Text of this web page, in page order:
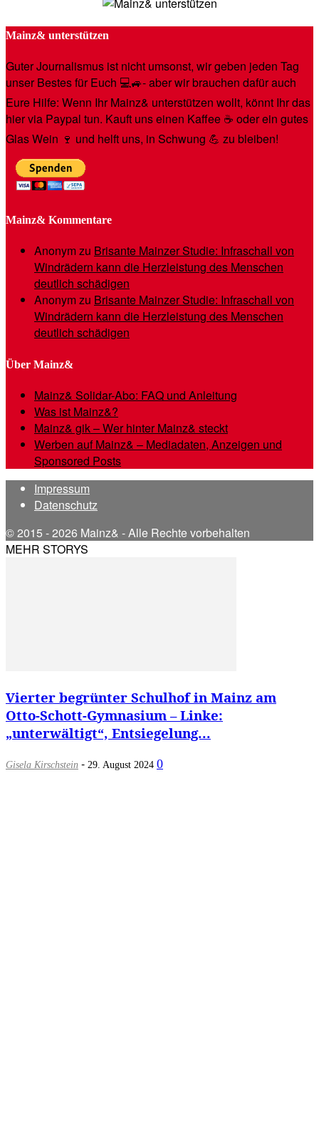
Mainz& unterstützen
Guter Journalismus ist nicht umsonst, wir geben jeden Tag
unser Bestes für Euch 💻🚙- aber wir brauchen dafür auch
Eure Hilfe: Wenn Ihr Mainz& unterstützen wollt, könnt Ihr das
hier via Paypal tun. Kauft uns einen Kaffee ☕️ oder ein gutes
Glas Wein 🍷 und helft uns, in Schwung 💪 zu bleiben!
Mainz& Kommentare
Anonymzu Brisante Mainzer Studie: Infraschall von
Windrädern kann die Herzleistung des Menschen
deutlich schädigen
Anonymzu Brisante Mainzer Studie: Infraschall von
Windrädern kann die Herzleistung des Menschen
deutlich schädigen
Über Mainz&
Mainz& Solidar-Abo: FAQ und Anleitung
Was ist Mainz&?
Mainz& gik – Wer hinter Mainz& steckt
Werben auf Mainz& – Mediadaten, Anzeigen und
Sponsored Posts
Impressum
Datenschutz
© 2015 - 2026 Mainz& - Alle Rechte vorbehalten
MEHR STORYS
Vierter begrünter Schulhof in Mainz am
Otto-Schott-Gymnasium – Linke:
„unterwältigt“, Entsiegelung...
Gisela Kirschstein - 29. August 2024 0